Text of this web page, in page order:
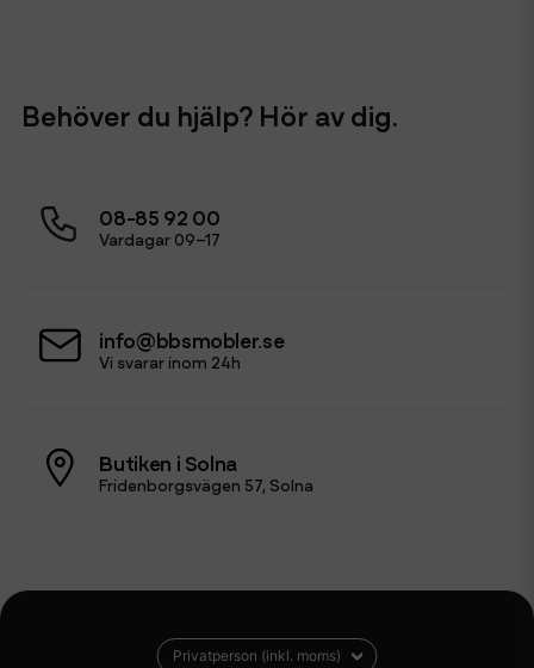
Behöver du hjälp? Hör av dig.
08-85 92 00
Vardagar 09–17
info@bbsmobler.se
Vi svarar inom 24h
Butiken i Solna
Fridenborgsvägen 57, Solna